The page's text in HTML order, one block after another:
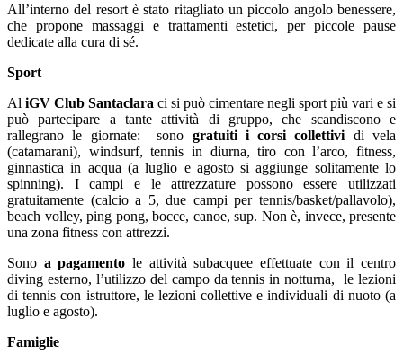
All’interno del resort è stato ritagliato un piccolo angolo benessere,
che propone massaggi e trattamenti estetici, per piccole pause
dedicate alla cura di sé.
Sport
Al iGV Club Santaclara ci si può cimentare negli sport più vari e si
può partecipare a tante attività di gruppo, che scandiscono e
rallegrano le giornate: sono gratuiti i corsi collettivi di vela
(catamarani), windsurf, tennis in diurna, tiro con l’arco, fitness,
ginnastica in acqua (a luglio e agosto si aggiunge solitamente lo
spinning). I campi e le attrezzature possono essere utilizzati
gratuitamente (calcio a 5, due campi per tennis/basket/pallavolo),
beach volley, ping pong, bocce, canoe, sup. Non è, invece, presente
una zona fitness con attrezzi.
Sono a pagamento le attività subacquee effettuate con il centro
diving esterno, l’utilizzo del campo da tennis in notturna, le lezioni
di tennis con istruttore, le lezioni collettive e individuali di nuoto (a
luglio e agosto).
Famiglie